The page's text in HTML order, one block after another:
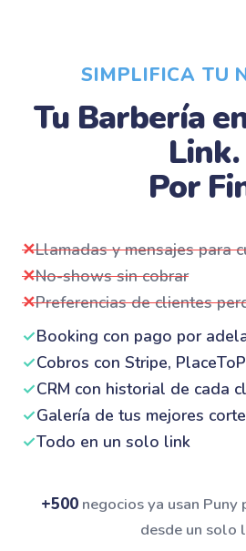
SIMPLIFICA TU
Tu Barbería
Link.
Por
✕Llamadas y mensajes para
✕No-shows sin cobrar
✕Preferencias de clientes
✓Booking con pago por
✓Cobros con Stripe,
✓CRM con historial de cada
✓Galería de tus mejores
✓Todo en un solo link
+500negocios ya usan Puny
desde un solo